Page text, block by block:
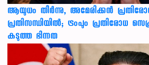
ആയുധം തീർന്നു, അമേരിക്കൻ
പ്രതിസന്ധിയിൽ; ട്രംപും പ്രതിരോധ
കടുത്ത ഭിന്നത